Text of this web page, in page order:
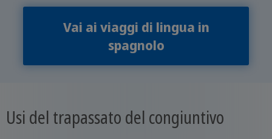
Vai ai viaggi di lingua in
spagnolo
Usi del trapassato del congiuntivo